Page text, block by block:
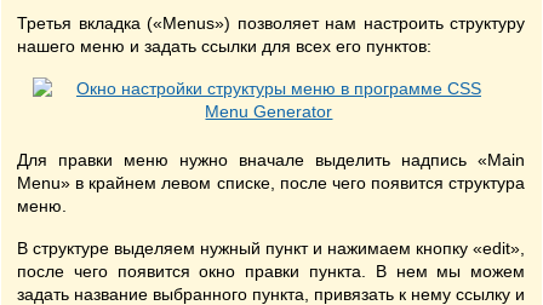
Третья вкладка («Menus») позволяет нам настроить структуру
нашего меню и задать ссылки для всех его пунктов:
Для правки меню нужно вначале выделить надпись «Main
Menu» в крайнем левом списке, после чего появится структура
меню.
В структуре выделяем нужный пункт и нажимаем кнопку «edit»,
после чего появится окно правки пункта. В нем мы можем
задать название выбранного пункта, привязать к нему ссылку и